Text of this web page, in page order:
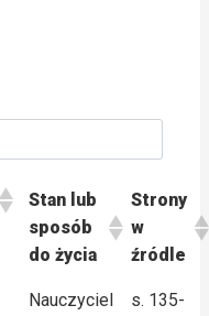
Stan lub
sposób
do życia
Strony
w
źródle
Nauczyciel s. 135-